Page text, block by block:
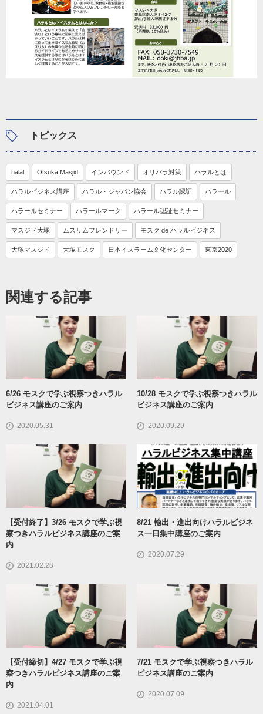
トピックス
halal Otsuka Masjid インバウンド オリパラ対策 ハラルとは
ハラルビジネス講座 ハラル・ジャパン協会 ハラル認証 ハラール
ハラールセミナー ハラールマーク ハラール認証セミナー
マスジド大塚 ムスリムフレンドリー モスク de ハラルビジネス
大塚マスジド 大塚モスク 日本イスラーム文化センター 東京2020
関連する記事
6/26 モスクで学ぶ視察つきハラル
ビジネス講座のご案内
2020.05.31
10/28 モスクで学ぶ視察つきハラル
ビジネス講座のご案内
2020.09.29
【受付終了】3/26 モスクで学ぶ視
察つきハラルビジネス講座のご案
内
2021.02.28
8/21 輸出・進出向けハラルビジネ
ス一日集中講座のご案内
2020.07.29
【受付締切】4/27 モスクで学ぶ視
察つきハラルビジネス講座のご案
内
2021.04.01
7/21 モスクで学ぶ視察つきハラル
ビジネス講座のご案内
2020.07.09